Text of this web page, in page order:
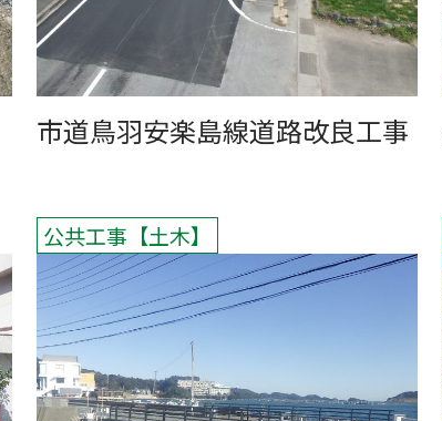
市道鳥羽安楽島線道路改良工事
公共工事 土木